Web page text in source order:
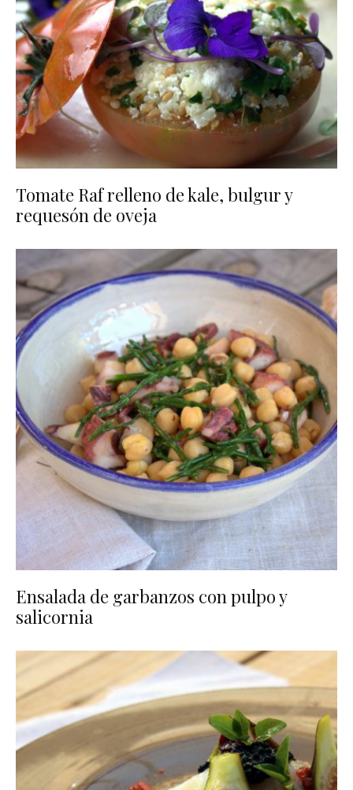
Tomate Raf relleno de kale, bulgur y
requesón de oveja
Ensalada de garbanzos con pulpo y
salicornia